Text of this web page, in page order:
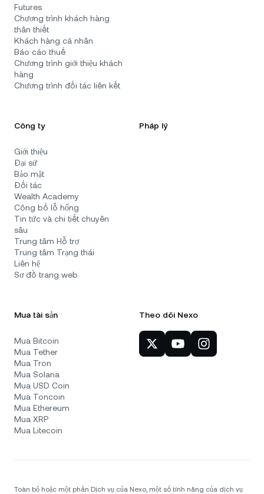
Futures
Chương trình khách hàng
thân thiết
Khách hàng cá nhân
Báo cáo thuế
Chương trình giới thiệu khách
hàng
Chương trình đối tác liên kết
Công ty
Giới thiệu
Đại sứ
Bảo mật
Đối tác
Wealth Academy
Công bố lỗ hổng
Tin tức và chi tiết chuyên
sâu
Trung tâm Hỗ trợ
Trung tâm Trạng thái
Liên hệ
Sơ đồ trang web
Pháp lý
Mua tài sản
Mua Bitcoin
Mua Tether
Mua Tron
Mua Solana
Mua USD Coin
Mua Toncoin
Mua Ethereum
Mua XRP
Mua Litecoin
Theo dõi Nexo
Toàn bộ hoặc một phần Dịch vụ của Nexo, một số tính năng của dịch vụ